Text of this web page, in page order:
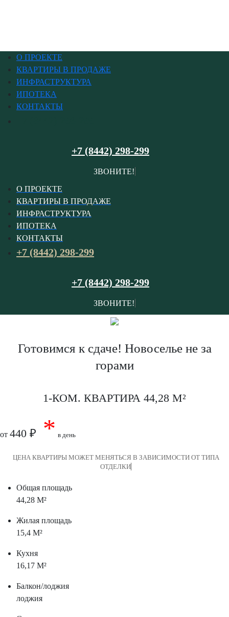
О ПРОЕКТЕ
КВАРТИРЫ В ПРОДАЖЕ
ИНФРАСТРУКТУРА
ИПОТЕКА
КОНТАКТЫ
+7 (8442) 298-299
ЗВОНИ
О ПРОЕКТЕ
КВАРТИРЫ В ПРОДАЖЕ
ИНФРАСТРУКТУРА
ИПОТЕКА
КОНТАКТЫ
+7 (8442) 298-299
+7 (8442) 298-299
ЗВОНИТЕ!
Готовимся к сдаче! Новоселье не за
горами
1-КОМ. КВАРТИРА 44,28 M²
от 440 * в день
ЦЕНА КВАРТИРЫ МОЖЕТ МЕНЯТЬСЯ В
44,28 M²
15,4 M²
16,17 M²
лоджия